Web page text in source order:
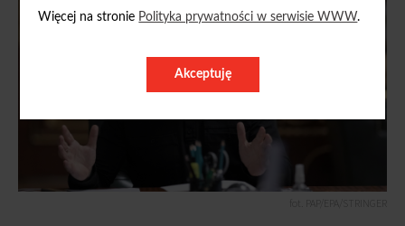
Więcej na stronie Polityka prywatności w serwisie WWW.
Akceptuję